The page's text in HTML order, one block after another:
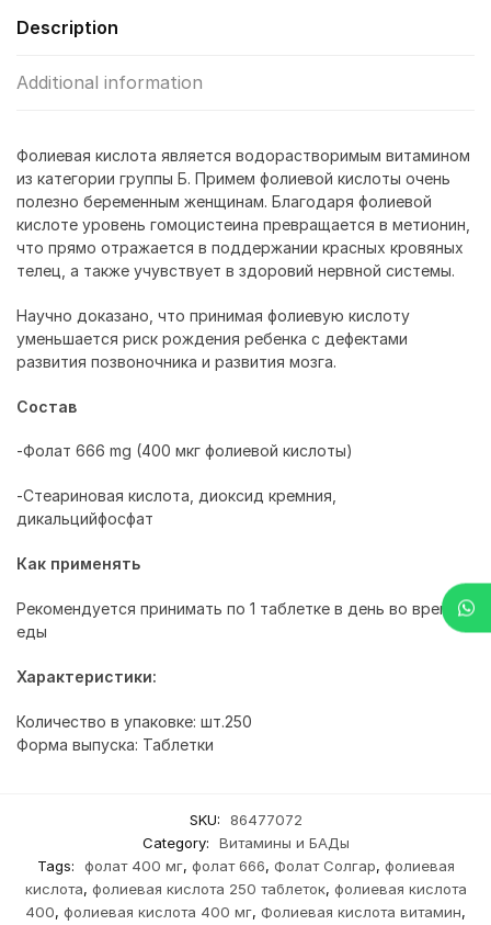
Description
Additional information
Фолиевая кислота является водорастворимым витамином
из категории группы Б. Примем фолиевой кислоты очень
полезно беременным женщинам. Благодаря фолиевой
кислоте уровень гомоцистеина превращается в метионин,
что прямо отражается в поддержании красных кровяных
телец, а также учувствует в здоровий нервной системы.
Научно доказано, что принимая фолиевую кислоту
уменьшается риск рождения ребенка с дефектами
развития позвоночника и развития мозга.
Состав
-Фолат 666 mg (400 мкг фолиевой кислоты)
-Стеариновая кислота, диоксид кремния,
дикальцийфосфат
Как применять
Рекомендуется принимать по 1 таблетке в день во время
еды
Характеристики:
Количество в упаковке: шт.250
Форма выпуска: Таблетки
SKU:
86477072
Category:
Витамины и БАДы
Tags:
фолат 400 мг, фолат 666, Фолат Солгар, фолиевая
кислота, фолиевая кислота 250 таблеток, фолиевая кислота
400, фолиевая кислота 400 мг, Фолиевая кислота витамин,